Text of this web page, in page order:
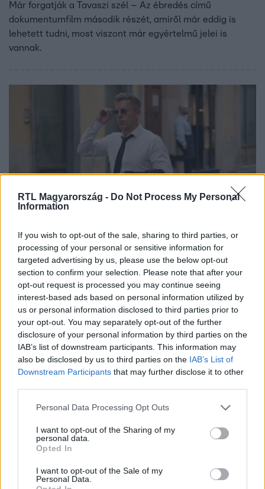
RTL Magyarország - Do Not Process My Personal
Information
If you wish to opt-out of the sale, sharing to third parties, or
processing of your personal or sensitive information for
targeted advertising by us, please use the below opt-out
section to confirm your selection. Please note that after your
opt-out request is processed you may continue seeing
interest-based ads based on personal information utilized by
us or personal information disclosed to third parties prior to
your opt-out. You may separately opt-out of the further
disclosure of your personal information by third parties on the
IAB’s list of downstream participants. This information may
also be disclosed by us to third parties on the IAB’s List of
Downstream Participants that may further disclose it to other
Please note that this website/app uses one or more Google
not limited to your visit or usage behaviour. You may click to
grant or deny consent to Google and its third-party tags to
use your data for below specified purposes in below Google
consent section.
Personal Data Processing Opt Outs
I want to opt-out of the Sharing of my
personal data.
Opted In
I want to opt-out of the Sale of my
Personal Data.
Már forgatják a Tavaszi szél – Az ébredés című
dokumentumfilm második részét, amiről már eddig is
lehetett tudni, most viszont már egyértelmű jelei is
vannak.
2026. május 5. 10:30
Ma debütál Olaszországban a Tavaszi szél,
Magyar Péter a helyszínre utazik
Ma debütál Olaszországban a Tavaszi szél, Magyar Péter
már útnak indult Olaszországba a dokumentumfilm
nemzetközi bemutatójára legkisebb fiával.
3:31